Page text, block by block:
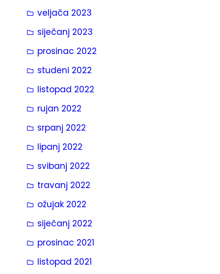
veljača 2023
siječanj 2023
prosinac 2022
studeni 2022
listopad 2022
rujan 2022
srpanj 2022
lipanj 2022
svibanj 2022
travanj 2022
ožujak 2022
siječanj 2022
prosinac 2021
listopad 2021